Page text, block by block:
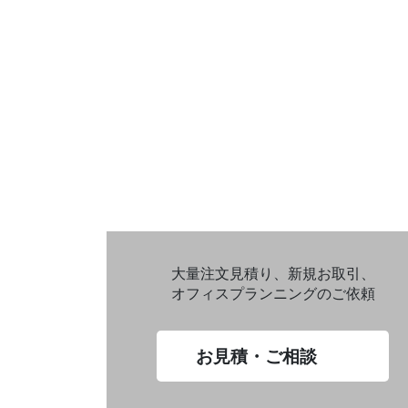
大量注文見積り、新規お取引、
オフィスプランニングのご依頼
お見積・ご相談